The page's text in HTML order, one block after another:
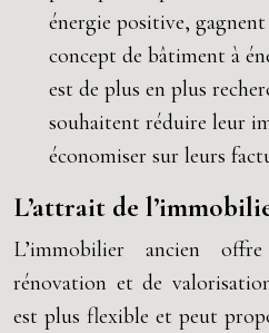
énergie positive,
concept de bâtiment à
est de plus en plus
souhaitent réduire leur
économiser sur leurs
L’attrait de
L’immobilier ancien
rénovation et de
est plus flexible et peut